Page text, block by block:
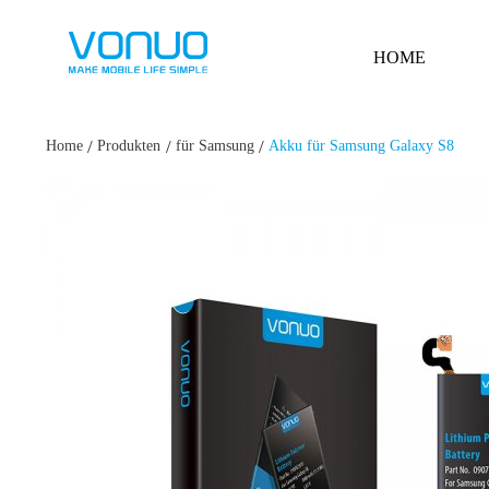
HOME
Home / Produkten / für Samsung / Akku für Samsung Galaxy S8